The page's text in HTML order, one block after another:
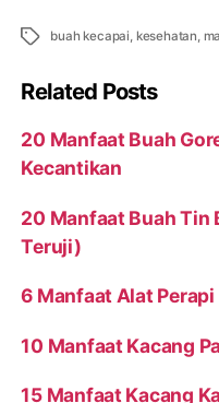
Tags buah kecapai, kesehatan,
Related Posts
20 Manfaat Buah
Kecantikan
20 Manfaat Buah Tin
Teruji)
6 Manfaat Alat
10 Manfaat Kacang
15 Manfaat Kacang